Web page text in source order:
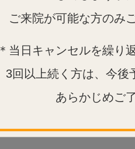
ご来院が可能な方のみ
＊当日キャンセルを繰り
3回以上続く方は、今後
あらかじめご